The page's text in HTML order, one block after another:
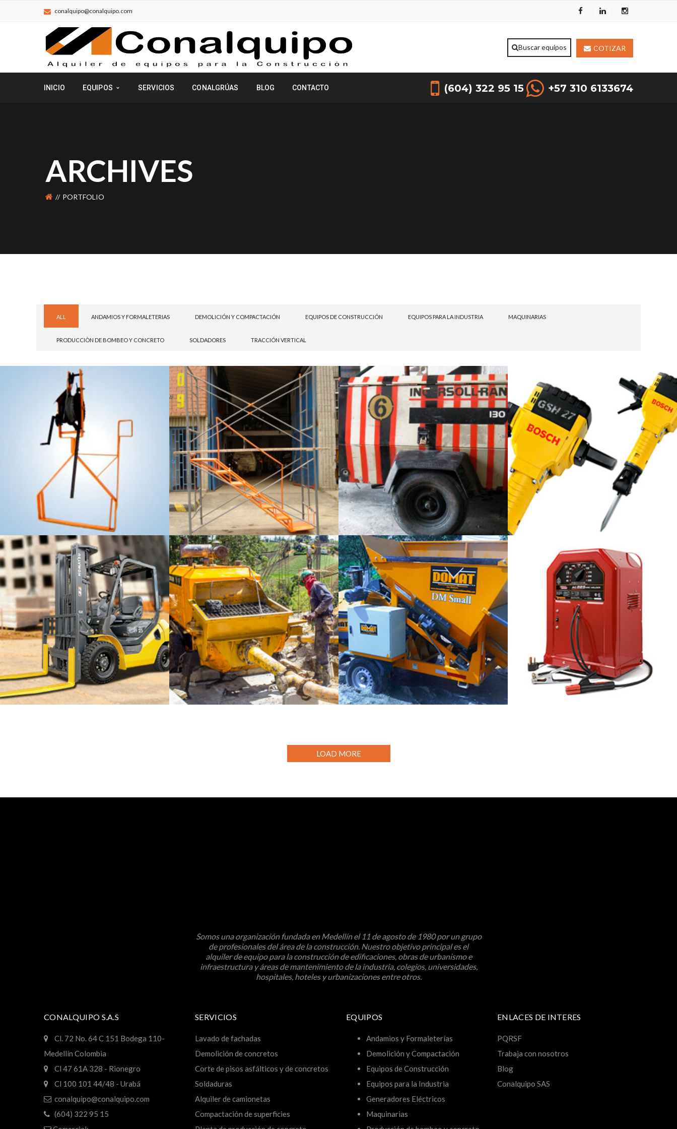
conalquipo@conalquipo.com
COTIZAR
INICIO EQUIPOS SERVICIOS CONALGRÚAS BLOG CONTACTO (604) 322 95 15 +57 310 6133674
COTIZA TU EQUIPO
ARCHIVES
PORTFOLIO
ALL ANDAMIOS Y FORMALETERIAS DEMOLICIÓN Y COMPACTACIÓN EQUIPOS DE CONSTRUCCIÓN EQUIPOS PARA LA INDUSTRIA MAQUINARIAS
PRODUCCIÒN DE BOMBEO Y CONCRETO SOLDADORES TRACCIÓN VERTICAL
ANDAMIOS COLGANTES ANDAMIOS TUBULARES COMPRESORES DEMOLEDORES
LOAD MORE
Somos una organización fundada en Medellín el 11 de agosto de 1980 por un grupo
de profesionales del área de la construcción. Nuestro objetivo principal es el
alquiler de equipo para la construcción de edificaciones, obras de urbanismo e
infraestructura y áreas de mantenimiento de la industria, colegios, universidades,
hospitales, hoteles y urbanizaciones entre otros.
CONALQUIPO S.A.S
Cl. 72 No. 64 C 151 Bodega 110-
Medellín Colombia
Cl 47 61A 328 - Rionegro
Cl 100 101 44/48 - Urabá
conalquipo@conalquipo.com
(604) 322 95 15
SERVICIOS
Lavado de fachadas
Demolición de concretos
Corte de pisos asfálticos y de concretos
Soldaduras
Alquiler de camionetas
Compactación de superficies
EQUIPOS
Andamios y Formaleterías
Demolición y Compactación
Equipos de Construcción
Equipos para la Industria
Generadores Eléctricos
Maquinarias
ENLACES DE INTERES
PQRSF
Trabaja con nosotros
Blog
Conalquipo SAS